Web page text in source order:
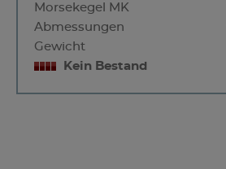
Morsekegel MK
Abmessungen
Gewicht
Kein Bestand